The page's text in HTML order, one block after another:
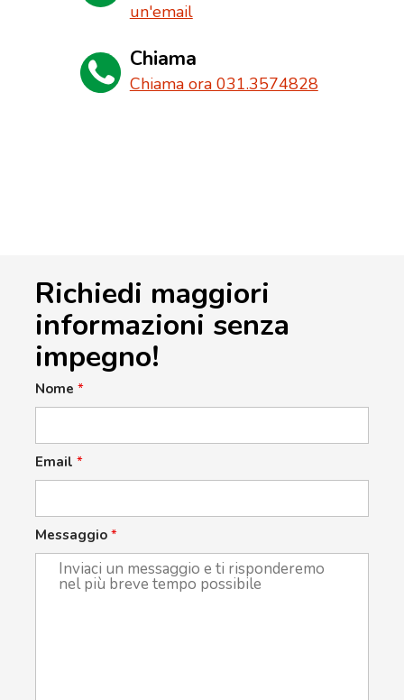
un'email
Chiama
Chiama ora 031.3574828
Richiedi maggiori
informazioni senza
impegno!
Nome *
Email *
Messaggio *